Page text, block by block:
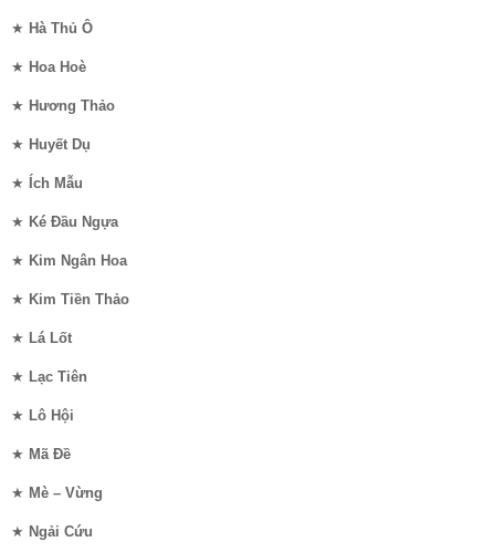
★ Hà Thủ Ô
★ Hoa Hoè
★ Hương Thảo
★ Huyết Dụ
★ Ích Mẫu
★ Ké Đầu Ngựa
★ Kim Ngân Hoa
★ Kim Tiền Thảo
★ Lá Lốt
★ Lạc Tiên
★ Lô Hội
★ Mã Đề
★ Mè – Vừng
★ Ngải Cứu